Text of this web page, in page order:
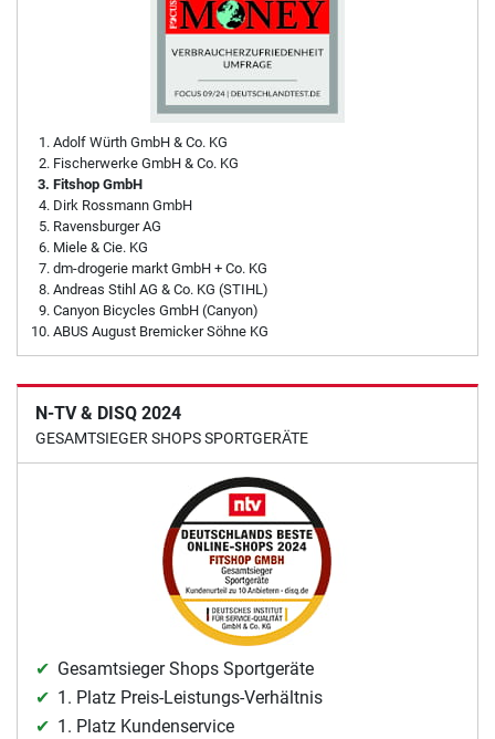
Adolf Würth GmbH & Co. KG
Fischerwerke GmbH & Co. KG
Fitshop GmbH
Dirk Rossmann GmbH
Ravensburger AG
Miele & Cie. KG
dm-drogerie markt GmbH + Co. KG
Andreas Stihl AG & Co. KG (STIHL)
Canyon Bicycles GmbH (Canyon)
ABUS August Bremicker Söhne KG
N-TV & DISQ 2024
GESAMTSIEGER SHOPS SPORTGERÄTE
Gesamtsieger Shops Sportgeräte
1. Platz Preis-Leistungs-Verhältnis
1. Platz Kundenservice